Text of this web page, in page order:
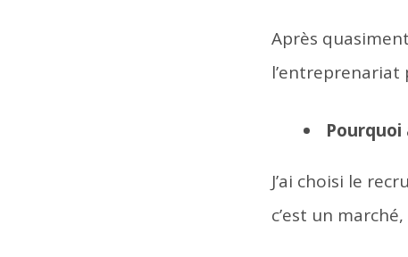
Après
J’ai choisi le
c’est un